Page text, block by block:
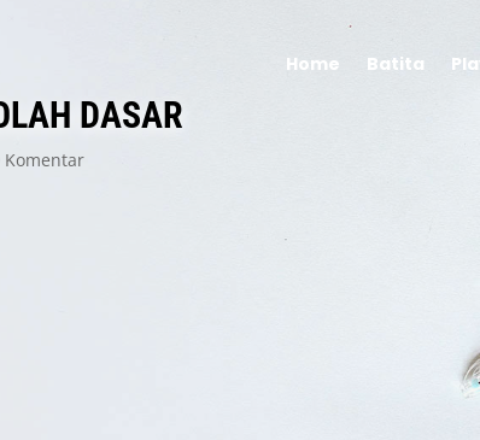
Home Batita
DASAR
Komentar